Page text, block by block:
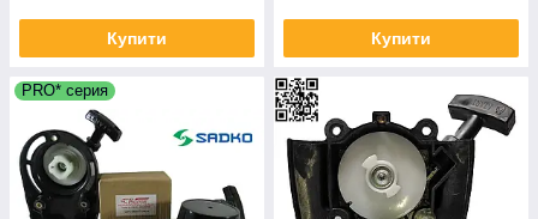
Купити Купити
PRO* серия